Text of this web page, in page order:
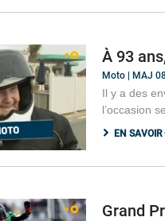
À 93
Moto | MAJ
Il y a des
l’occasion
EN SAVOIR
Grand